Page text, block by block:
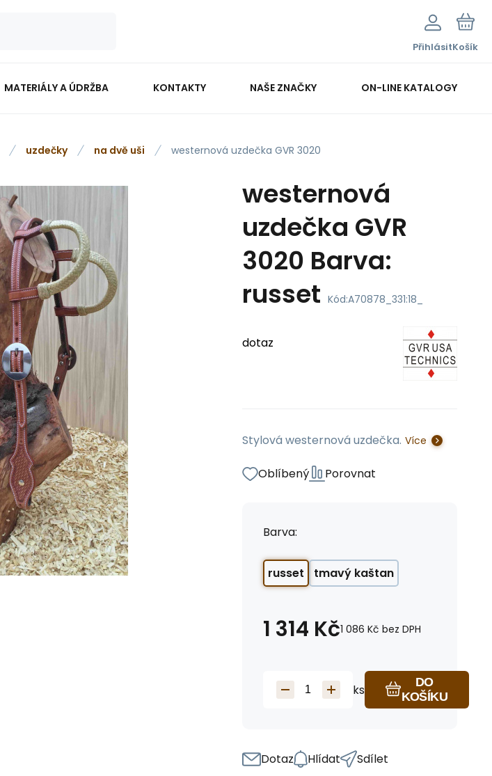
PřihlásitKošík
MATERIÁLY A ÚDRŽBA KONTAKTY NAŠE ZNAČKY ON-LINE KATALOGY
uzdečky na dvě uši westernová uzdečka GVR 3020
westernová
uzdečka GVR
3020 Barva:
russet Kód:A70878_331:18_
dotaz
Stylová westernová uzdečka. Více
Oblíbený Porovnat
Barva:
russet tmavý kaštan
1 314 Kč1 086 Kč bez DPH
ks
DO
KOŠÍKU
Dotaz Hlídat Sdílet